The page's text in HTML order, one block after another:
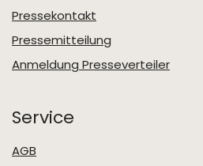
Pressekontakt
Pressemitteilung
Anmeldung Presseverteiler
Service
AGB